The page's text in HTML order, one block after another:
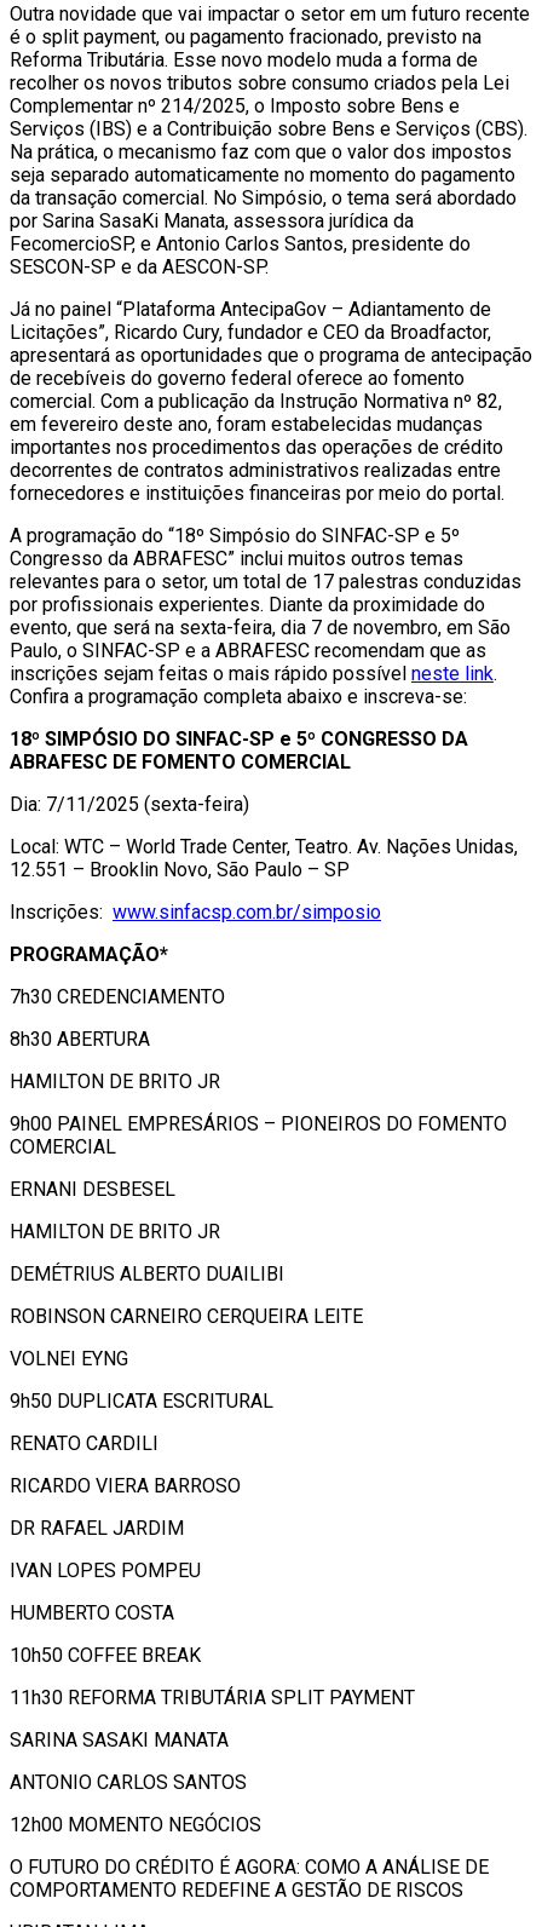
Outra novidade que vai impactar o setor em um futuro recente
é o split payment, ou pagamento fracionado, previsto na
Reforma Tributária. Esse novo modelo muda a forma de
recolher os novos tributos sobre consumo criados pela Lei
Complementar nº 214/2025, o Imposto sobre Bens e
Serviços (IBS) e a Contribuição sobre Bens e Serviços (CBS).
Na prática, o mecanismo faz com que o valor dos impostos
seja separado automaticamente no momento do pagamento
da transação comercial. No Simpósio, o tema será abordado
por Sarina SasaKi Manata, assessora jurídica da
FecomercioSP, e Antonio Carlos Santos, presidente do
SESCON-SP e da AESCON-SP.
Já no painel “Plataforma AntecipaGov – Adiantamento de
Licitações”, Ricardo Cury, fundador e CEO da Broadfactor,
apresentará as oportunidades que o programa de antecipação
de recebíveis do governo federal oferece ao fomento
comercial. Com a publicação da Instrução Normativa nº 82,
em fevereiro deste ano, foram estabelecidas mudanças
importantes nos procedimentos das operações de crédito
decorrentes de contratos administrativos realizadas entre
fornecedores e instituições financeiras por meio do portal.
A programação do “18º Simpósio do SINFAC-SP e 5º
Congresso da ABRAFESC” inclui muitos outros temas
relevantes para o setor, um total de 17 palestras conduzidas
por profissionais experientes. Diante da proximidade do
evento, que será na sexta-feira, dia 7 de novembro, em São
Paulo, o SINFAC-SP e a ABRAFESC recomendam que as
inscrições sejam feitas o mais rápido possível neste link.
Confira a programação completa abaixo e inscreva-se:
18º SIMPÓSIO DO SINFAC-SP e 5º CONGRESSO DA
ABRAFESC DE FOMENTO COMERCIAL
Dia: 7/11/2025 (sexta-feira)
Local: WTC – World Trade Center, Teatro. Av. Nações Unidas,
12.551 – Brooklin Novo, São Paulo – SP
Inscrições: www.sinfacsp.com.br/simposio
PROGRAMAÇÃO*
7h30 CREDENCIAMENTO
8h30 ABERTURA
HAMILTON DE BRITO JR
9h00 PAINEL EMPRESÁRIOS – PIONEIROS DO FOMENTO
COMERCIAL
ERNANI DESBESEL
HAMILTON DE BRITO JR
DEMÉTRIUS ALBERTO DUAILIBI
ROBINSON CARNEIRO CERQUEIRA LEITE
VOLNEI EYNG
9h50 DUPLICATA ESCRITURAL
RENATO CARDILI
RICARDO VIERA BARROSO
DR RAFAEL JARDIM
IVAN LOPES POMPEU
HUMBERTO COSTA
10h50 COFFEE BREAK
11h30 REFORMA TRIBUTÁRIA SPLIT PAYMENT
SARINA SASAKI MANATA
ANTONIO CARLOS SANTOS
12h00 MOMENTO NEGÓCIOS
O FUTURO DO CRÉDITO É AGORA: COMO A ANÁLISE DE
COMPORTAMENTO REDEFINE A GESTÃO DE RISCOS